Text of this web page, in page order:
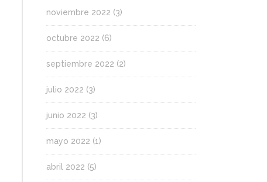
noviembre 2022 (3)
octubre 2022 (6)
septiembre 2022 (2)
julio 2022 (3)
junio 2022 (3)
mayo 2022 (1)
abril 2022 (5)